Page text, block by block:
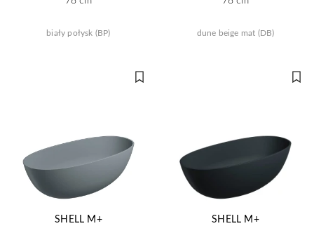
biały połysk (BP) dune beige mat (DB)
SHELL M+
SHELL M+